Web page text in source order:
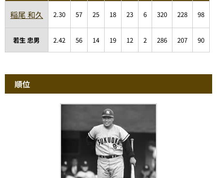
稲尾 和久 2.30 57 25 18 23 6 320 228 98
若生 忠男 2.42 56 14 19 12 2 286 207 90
順位